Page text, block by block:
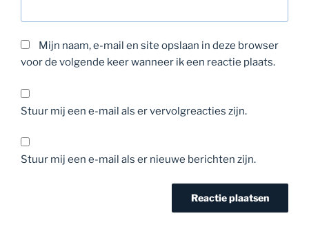
Mijn naam, e-mail en site opslaan in deze browser
voor de volgende keer wanneer ik een reactie plaats.
Stuur mij een e-mail als er vervolgreacties zijn.
Stuur mij een e-mail als er nieuwe berichten zijn.